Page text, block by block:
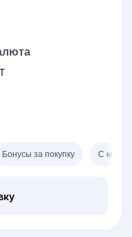
Бонусы за покупку С